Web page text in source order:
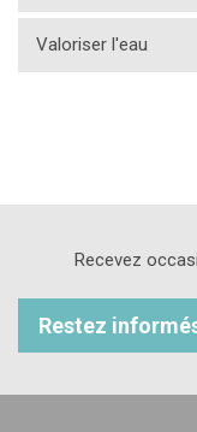
Valoriser l'eau
Recevez
Restez